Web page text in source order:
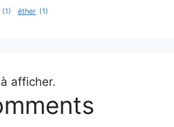
(1) éther (1)
afficher.